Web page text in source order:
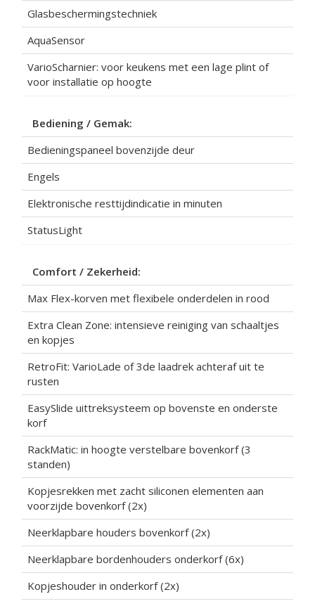
Glasbeschermingstechniek
AquaSensor
VarioScharnier: voor keukens met een lage plint of
voor installatie op hoogte
Bediening / Gemak:
Bedieningspaneel bovenzijde deur
Engels
Elektronische resttijdindicatie in minuten
StatusLight
Comfort / Zekerheid:
Max Flex-korven met flexibele onderdelen in rood
Extra Clean Zone: intensieve reiniging van schaaltjes
en kopjes
RetroFit: VarioLade of 3de laadrek achteraf uit te
rusten
EasySlide uittreksysteem op bovenste en onderste
korf
RackMatic: in hoogte verstelbare bovenkorf (3
standen)
Kopjesrekken met zacht siliconen elementen aan
voorzijde bovenkorf (2x)
Neerklapbare houders bovenkorf (2x)
Neerklapbare bordenhouders onderkorf (6x)
Kopjeshouder in onderkorf (2x)